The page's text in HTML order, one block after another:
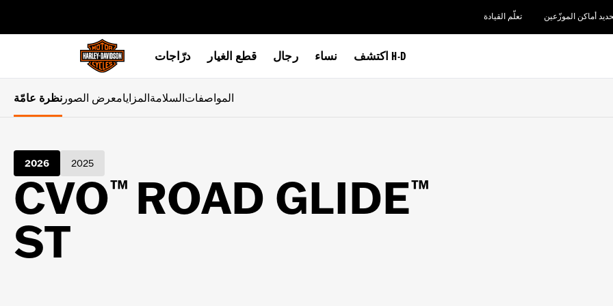
تعلّم القيادة أماكن الموزّعين
درّاجات قطع الغيار رجال نساء اكتشف H-D
نظرة عامّة معرض الصورالمزاياالسلامةالمواصفات
2026 2025
CVO™ ROAD GLIDE™
ST